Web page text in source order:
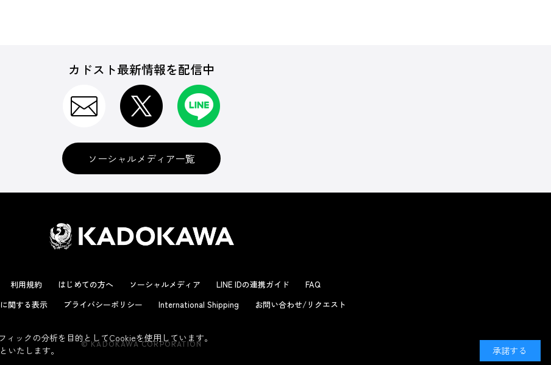
カドスト最新情報を配信中
ソーシャルメディア一覧
利用規約 はじめての方へ ソーシャルメディア LINE IDの連携ガイド
FAQ
関する表示
プライバシーポリシー International Shipping お問い合わせ/リクエスト
© KADOKAWA CORPORATION
ックの分析を目的としてCookieを使用しています。
いたします。
承諾する